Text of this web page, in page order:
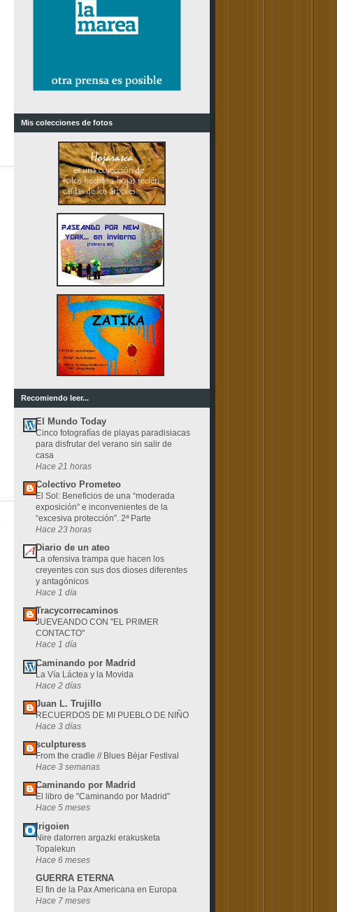
Mis colecciones de fotos
Recomiendo leer...
El Mundo Today
Cinco fotografías de playas paradisiacas
para disfrutar del verano sin salir de
casa
Hace 21 horas
Colectivo Prometeo
El Sol: Beneficios de una “moderada
exposición” e inconvenientes de la
“excesiva protección”. 2ª Parte
Hace 23 horas
Diario de un ateo
La ofensiva trampa que hacen los
creyentes con sus dos dioses diferentes
y antagónicos
Hace 1 día
Tracycorrecaminos
JUEVEANDO CON "EL PRIMER
CONTACTO"
Hace 1 día
Caminando por Madrid
La Vía Láctea y la Movida
Hace 2 días
Juan L. Trujillo
RECUERDOS DE MI PUEBLO DE NIÑO
Hace 3 días
sculpturess
From the cradle // Blues Béjar Festival
Hace 3 semanas
Caminando por Madrid
El libro de "Caminando por Madrid"
Hace 5 meses
Irigoien
Nire datorren argazki erakusketa
Topalekun
Hace 6 meses
GUERRA ETERNA
El fin de la Pax Americana en Europa
Hace 7 meses